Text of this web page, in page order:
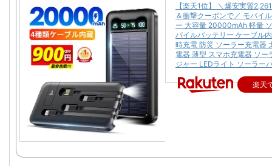
【楽天1位】 ＼爆安実質
＆衝撃クーポンで／ モバイ
ー 大容量 20000mAh 軽量
バイルバッテリー ケーブル
時充電 防災 ソーラー充電器
電器 薄型 スマホ充電器 ソー
ジャー LEDライト ソーラー
楽天